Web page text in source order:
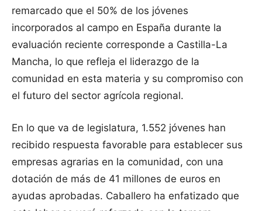
remarcado que el 50% de los jóvenes
incorporados al campo en España durante la
evaluación reciente corresponde a Castilla-La
Mancha, lo que refleja el liderazgo de la
comunidad en esta materia y su compromiso con
el futuro del sector agrícola regional.
En lo que va de legislatura, 1.552 jóvenes han
recibido respuesta favorable para establecer sus
empresas agrarias en la comunidad, con una
dotación de más de 41 millones de euros en
ayudas aprobadas. Caballero ha enfatizado que